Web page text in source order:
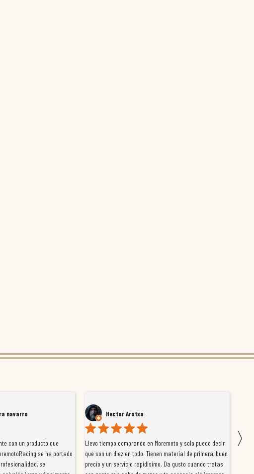
navarro
con un producto que
se ha portado
se
Hector Arotxa
Llevo tiempo comprando en Moremoto y solo puedo decir
que son un diez en todo. Tienen material de primera, buen
precio y un servicio rapidísimo. Da gusto cuando tratas
〉